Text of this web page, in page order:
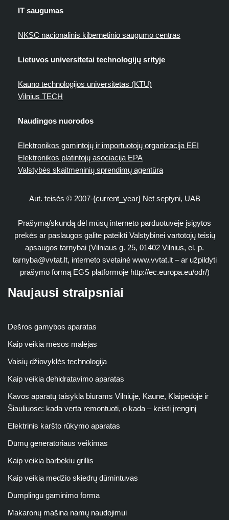
IT saugumas
NKSC nacionalinis kibernetinio saugumo centras
Lietuvos universitetai technologijų srityje
Kauno technologijos universitetas (KTU)
Vilnius TECH
Naudingos nuorodos
Elektronikos gamintojų ir importuotojų organizacija EEI
Elektronikos platintojų asociacija EPA
Valstybės skaitmeninių sprendimų agentūra
Aut. teisės © 2007-{current_year} Net septyni, UAB
Prašymą/skundą dėl mūsų interneto parduotuvėje įsigytos
prekės ar paslaugos galite pateikti Valstybinei vartotojų teisių
apsaugos tarnybai (Vilniaus g. 25, 01402 Vilnius, el. p.
tarnyba@vvtat.lt, interneto svetainė www.vvtat.lt – ar užpildyti
prašymo formą EGS platformoje http://ec.europa.eu/odr/)
Naujausi straipsniai
Dešros gamybos aparatas
Kaip veikia mėsos malėjas
Vaisių džiovyklės technologija
Kaip veikia dehidratavimo aparatas
Kavos aparatų taisykla biurams Vilniuje, Kaune, Klaipėdoje ir
Šiauliuose: kada verta remontuoti, o kada – keisti įrenginį
Elektrinis karšto rūkymo aparatas
Dūmų generatoriaus veikimas
Kaip veikia barbekiu grillis
Kaip veikia medžio skiedrų dūmintuvas
Dumplingu gaminimo forma
Makaronų mašina namų naudojimui